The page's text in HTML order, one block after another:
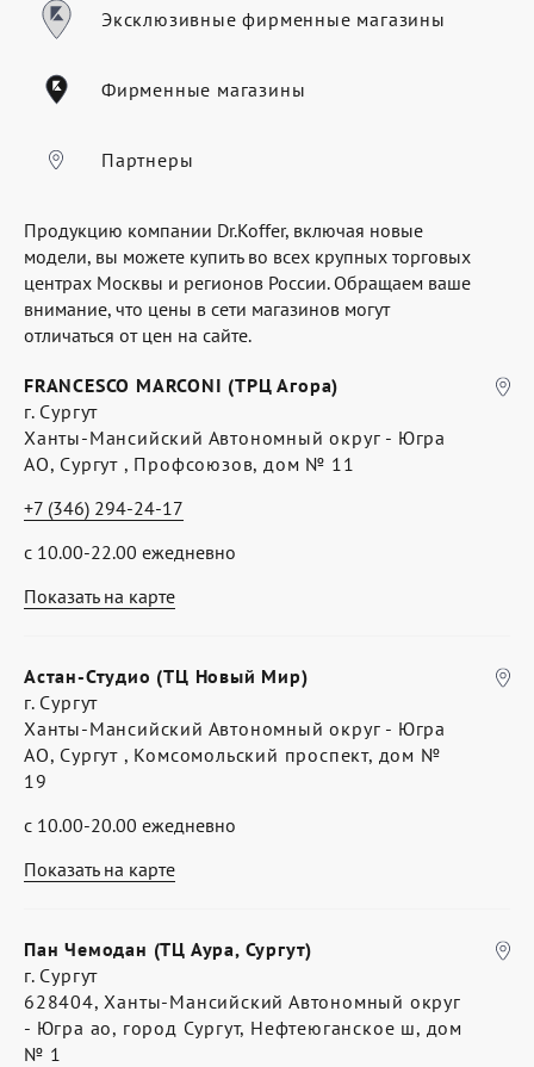
Контакты
Программа лояльности
данных
Эксклюзивные фирменные магазины
Фирменные магазины
Партнеры
Продукцию компании Dr.Koffer, включая новые
модели, вы можете купить во всех крупных торговых
центрах Москвы и регионов России. Обращаем ваше
внимание, что цены в сети магазинов могут
отличаться от цен на сайте.
Показать на карте
FRANCESCO MARCONI (ТРЦ Агора)
г. Сургут
Ханты-Мансийский Автономный округ - Югра
АО, Сургут , Профсоюзов, дом № 11
с 10.00-22.00 ежедневно
+7 (346) 294-24-17
Показать на карте
Астан-Студио (ТЦ Новый Мир)
г. Сургут
Ханты-Мансийский Автономный округ - Югра
АО, Сургут , Комсомольский проспект, дом №
19
с 10.00-20.00 ежедневно
Пан Чемодан (ТЦ Аура, Сургут)
г. Сургут
628404, Ханты-Мансийский Автономный округ
- Югра ао, город Сургут, Нефтеюганское ш, дом
№ 1